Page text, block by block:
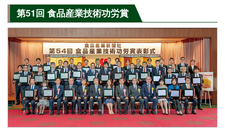
第51回 食品産業技術功労賞